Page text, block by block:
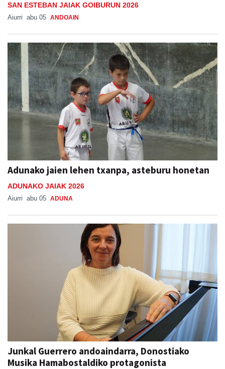
SAN ESTEBAN JAIAK GOIBURUN 2026
Aiurri abu 05 ANDOAIN
Adunako jaien lehen txanpa, asteburu honetan
ADUNAKO JAIAK 2026
Aiurri abu 05 ADUNA
Junkal Guerrero andoaindarra, Donostiako
Musika Hamabostaldiko protagonista